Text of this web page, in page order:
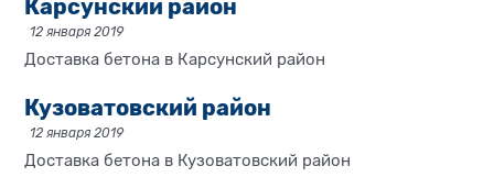
Карсунский район
12 января 2019
Доставка бетона в Карсунский район
Кузоватовский район
12 января 2019
Доставка бетона в Кузоватовский район